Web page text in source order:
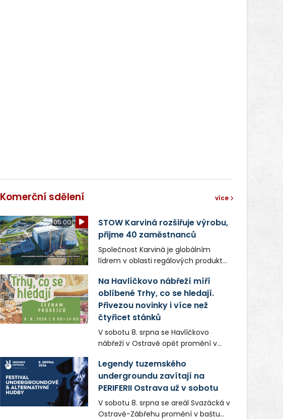
Komerční sdělení více
05:00
STOW Karviná rozšiřuje výrobu,
přijme 40 zaměstnanců
Společnost Karviná je globálním
lídrem v oblasti regálových produktů
zaměstnavatelem na Karvinsku a
firmou s obrovským potenciálem.
Na Havlíčkovo nábřeží míří
oblíbené Trhy, co se hledají.
Přivezou novinky i více než
čtyřicet stánků
V sobotu 8. srpna se Havlíčkovo
nábřeží v Ostravě opět promění v
lokálních výrobků. Trhy, co se hledají
tentokrát nabídnou více než čtyřicet
pečlivě vybraných stánků s kvalitní
gastronomií, farmářskými produkty,
designem i řemeslnou tvorbou.
Legendy tuzemského
undergroundu zavítají na
PERIFERII Ostrava už v sobotu
V sobotu 8. srpna se areál Svazácká v
Ostravě-Zábřehu promění v baštu